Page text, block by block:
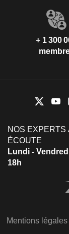
+ 1 300
NOS EXPERTS
ÉCOUTE
Lundi -
18h
Mentions légales